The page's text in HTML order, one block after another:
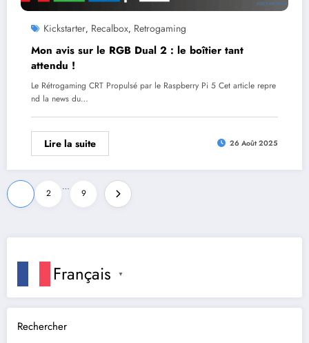
Kickstarter, Recalbox, Retrogaming
Mon avis sur le RGB Dual 2 : le boîtier tant
attendu !
Le Rétrogaming CRT Propulsé par le Raspberry Pi 5 Cet article repre
nd la news du…
Lire la suite 26 Août 2025
Pagination
des
publications
2
…
9
Français ▼
Rechercher